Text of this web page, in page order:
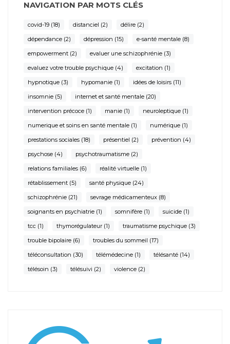
NAVIGATION PAR MOTS CLÉS
covid-19 (18) distanciel (2) délire (2)
dépendance (2) dépression (15) e-santé mentale (8)
empowerment (2) evaluer une schizophrénie (3)
evaluez votre trouble psychique (4) excitation (1)
hypnotique (3) hypomanie (1) idées de loisirs (11)
insomnie (5) internet et santé mentale (20)
intervention précoce (1) manie (1) neuroleptique (1)
numerique et soins en santé mentale (1) numérique (1)
prestations sociales (18) présentiel (2) prévention (4)
psychose (4) psychotraumatisme (2)
relations familiales (6) réalité virtuelle (1)
rétablissement (5) santé physique (24)
schizophrénie (21) sevrage médicamenteux (8)
soignants en psychiatrie (1) somnifère (1) suicide (1)
tcc (1) thymorégulateur (1) traumatisme psychique (3)
trouble bipolaire (6) troubles du sommeil (17)
téléconsultation (30) télémédecine (1) télésanté (14)
télésoin (3) télésuivi (2) violence (2)